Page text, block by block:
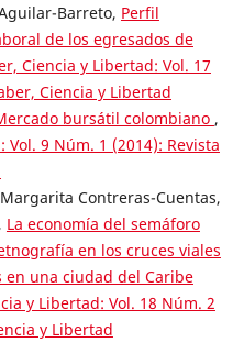
Barreto, Perfil
de los egresados de
Ciencia y Libertad: Vol. 17
Ciencia y Libertad
bursátil colombiano ,
9 Núm. 1 (2014): Revista
Contreras-Cuentas,
La economía del semáforo
en los cruces viales
en una ciudad del Caribe
y Libertad: Vol. 18 Núm. 2
y Libertad